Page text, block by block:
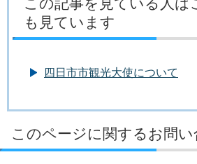
も見ています
四日市市観光大使について
このページに関するお問